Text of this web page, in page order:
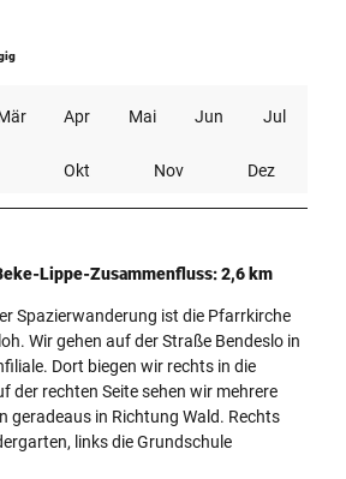
Apr Mai Jun Jul
Okt Nov Dez
Lippe-Zusammenfluss: 2,6 km
Spazierwanderung ist die Pfarrkirche
Wir gehen auf der Straße Bendeslo in
Dort biegen wir rechts in die
der rechten Seite sehen wir mehrere
geradeaus in Richtung Wald. Rechts
links die Grundschule